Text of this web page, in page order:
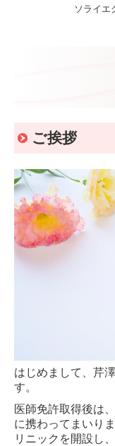
耳の症状
受診ご希望の方
ソライエ
ご挨拶
はじめまして、芹
す。
医師免許取得後は
に携わってまいり
リニックを開設し